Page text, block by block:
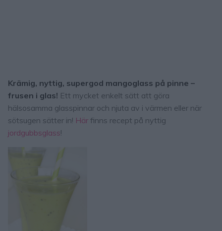
Krämig, nyttig, supergod mangoglass på pinne –
frusen i glas! Ett mycket enkelt sätt att göra
hälsosamma glasspinnar och njuta av i värmen eller när
sötsugen sätter in! Här finns recept på nyttig
jordgubbsglass!